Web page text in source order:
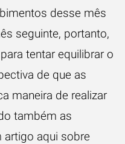
desse mês
seguinte, portanto,
tentar equilibrar o
de que as
maneira de realizar
também as
artigo aqui sobre